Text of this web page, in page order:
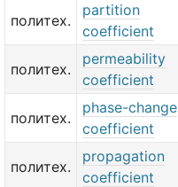
политех.
partition
coefficient
политех.
permeability
coefficient
политех.
phase-change
coefficient
политех.
propagation
coefficient